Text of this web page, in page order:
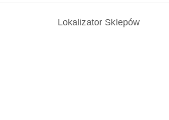
Lokalizator Sklepów